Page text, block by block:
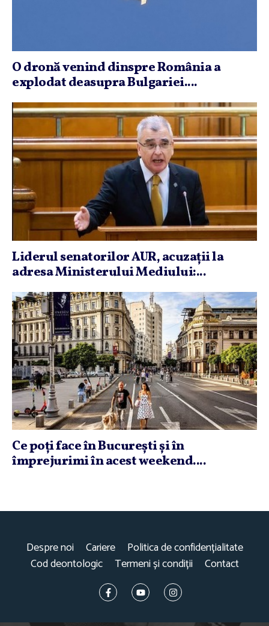
O dronă venind dinspre România a
explodat deasupra Bulgariei....
Liderul senatorilor AUR, acuzaţii la
adresa Ministerului Mediului:...
Ce poţi face în Bucureşti şi în
împrejurimi în acest weekend....
Despre noi Cariere
Politica de confidențialitate
Cod deontologic
Termeni și condiții Contact